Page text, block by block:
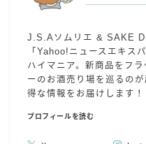
J.S.Aソムリエ & SAKE
「Yahoo!ニュースエキス
ハイマニア。新商品をフ
ーのお酒売り場を巡るの
得な情報をお届けします！
プロフィールを読む